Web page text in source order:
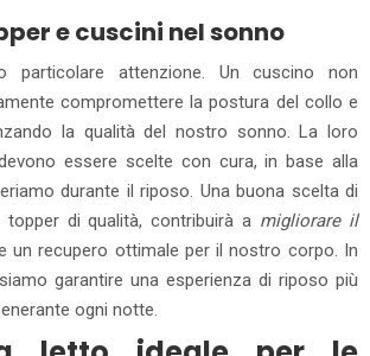
e cuscini nel sonno
particolare attenzione. Un cuscino non
compromettere la postura del collo e
la qualità del nostro sonno. La loro
essere scelte con cura, in base alla
durante il riposo. Una buona scelta di
di qualità, contribuirà a migliorare il
un recupero ottimale per il nostro corpo. In
garantire una esperienza di riposo più
ogni notte.